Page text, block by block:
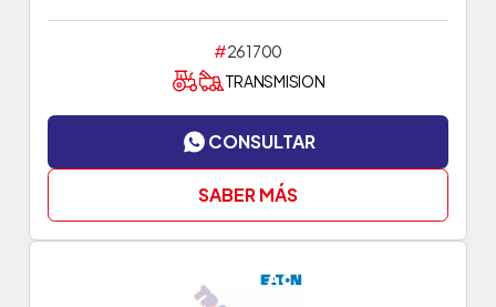
#261700
TRANSMISION
CONSULTAR
SABER MÁS